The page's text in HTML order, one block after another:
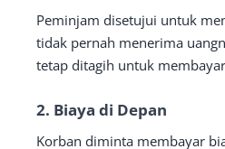
Peminjam disetujui untuk
tidak pernah menerima
tetap ditagih untuk
2. Biaya di Depan
Korban diminta membayar